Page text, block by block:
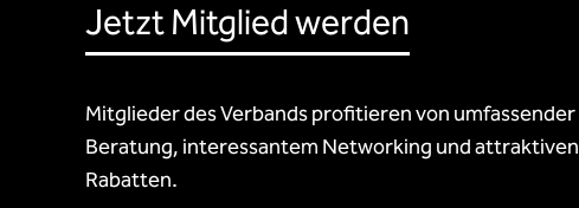
Jetzt Mitglied werden
Mitglieder des Verbands profitieren von umfassender
Beratung, interessantem Networking und attraktiven
Rabatten.